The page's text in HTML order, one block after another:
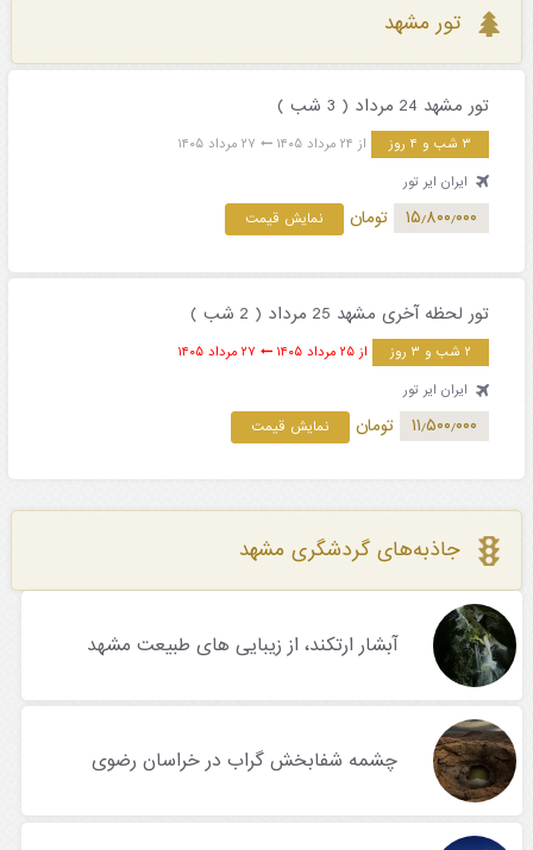
تور مشهد
تور مشهد 24 مرداد ( 3 شب )
۳ شب و ۴ روز از ۲۴ مرداد ۱۴۰۵
۲۷ مرداد ۱۴۰۵
ایران ایر تور
۱۵٫۸۰۰٫۰۰۰ تومان نمایش قیمت
تور لحظه آخری مشهد 25 مرداد ( 2 شب )
۲ شب و ۳ روز از ۲۵ مرداد ۱۴۰۵
۲۷ مرداد ۱۴۰۵
ایران ایر تور
۱۱٫۵۰۰٫۰۰۰ تومان نمایش قیمت
جاذبه‌های گردشگری مشهد
آبشار ارتکند، از زیبایی های طبیعت مشهد
چشمه شفابخش گراب در خراسان رضوی